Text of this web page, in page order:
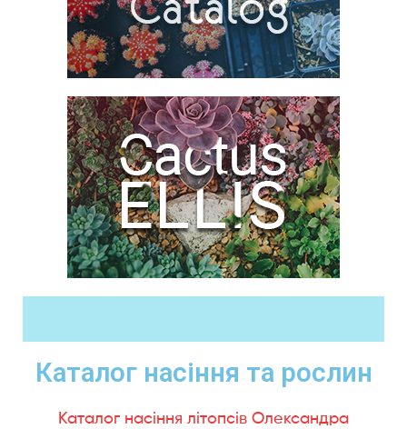
Каталог насіння та рослин
Каталог насіння літопсів Олександра